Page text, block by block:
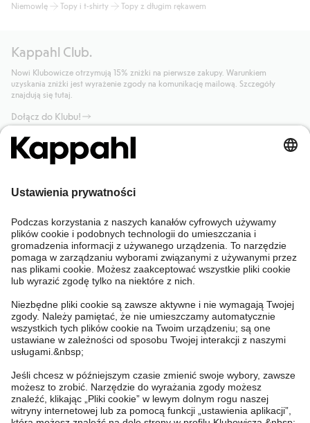
Niemowlę Topy i t-shirty Topy z długim rękawem
Kappahl Club.
Nowi Klubowicze otrzymują 15% zniżki na pierwsze zakupy. Warunkiem
uzyskania zniżki jest wyrażenie zgody na komunikację mailową. Szczegóły
znajdują się tutaj.
Dołącz do Klubu!
Potrzebujesz pomocy?
Sklep internetowy
Częste pytania
Twoje zamówienie
Skontaktuj się z nami
Znajdź sklep
Kappahl Club
Mój profil
Kappahl Club
Warunki członkostwa
O nas
O Kappahl Group
Zrównoważony rozwój
Praca u nas
Warunki i zasady
Ogólne warunki zakupu
Więcej od nas